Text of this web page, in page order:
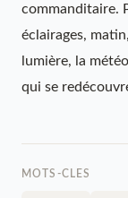
commanditaire.
éclairages,
lumière, la
qui se
MOTS-CLES